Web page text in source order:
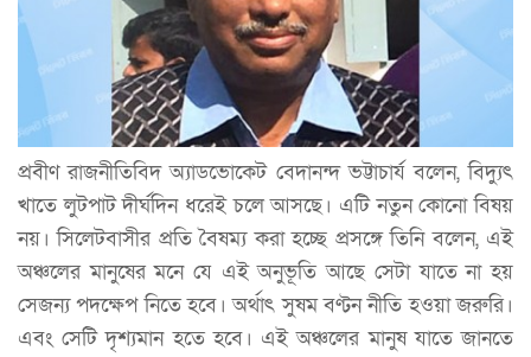
প্রবীণ রাজনীতিবিদ অ্যাডভোকেট বেদানন্দ ভট্টাচার্য বলেন, বিদ্যুৎ
খাতে লুটপাট দীর্ঘদিন ধরেই চলে আসছে। এটি নতুন কোনো বিষয়
নয়। সিলেটবাসীর প্রতি বৈষম্য করা হচ্ছে প্রসঙ্গে তিনি বলেন, এই
অঞ্চলের মানুষের মনে যে এই অনুভূতি আছে সেটা যাতে না হয়
সেজন্য পদক্ষেপ নিতে হবে। অর্থাৎ সুষম বণ্টন নীতি হওয়া জরুরি।
এবং সেটি দৃশ্যমান হতে হবে। এই অঞ্চলের মানুষ যাতে জানতে